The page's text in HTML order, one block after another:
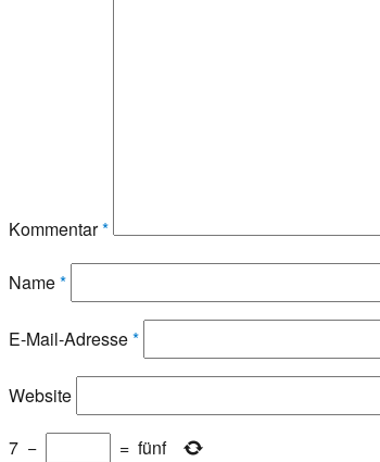
Kommentar*
Name*
E-Mail-Adresse*
Website
7 − = fünf